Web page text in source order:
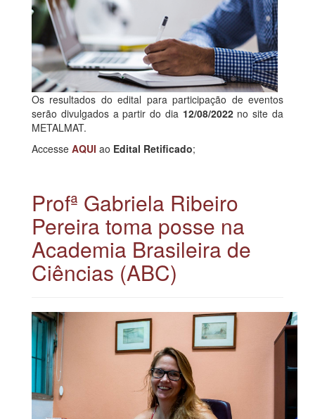
Os resultados do edital para participação de eventos
serão divulgados a partir do dia 12/08/2022no site da
METALMAT.
Accesse AQUI ao Edital Retificado;
Profª Gabriela Ribeiro
Pereira toma posse na
Academia Brasileira de
Ciências (ABC)